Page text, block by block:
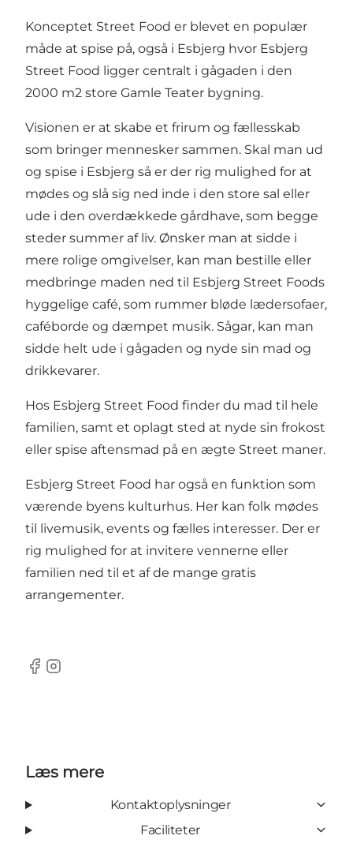
Konceptet Street Food er blevet en populær
måde at spise på, også i Esbjerg hvor Esbjerg
Street Food ligger centralt i gågaden i den
2000 m2 store Gamle Teater bygning.
Visionen er at skabe et frirum og fællesskab
som bringer mennesker sammen. Skal man ud
og spise i Esbjerg så er der rig mulighed for at
mødes og slå sig ned inde i den store sal eller
ude i den overdækkede gårdhave, som begge
steder summer af liv. Ønsker man at sidde i
mere rolige omgivelser, kan man bestille eller
medbringe maden ned til Esbjerg Street Foods
hyggelige café, som rummer bløde lædersofaer,
caféborde og dæmpet musik. Sågar, kan man
sidde helt ude i gågaden og nyde sin mad og
drikkevarer.
Hos Esbjerg Street Food finder du mad til hele
familien, samt et oplagt sted at nyde sin frokost
eller spise aftensmad på en ægte Street maner.
Esbjerg Street Food har også en funktion som
værende byens kulturhus. Her kan folk mødes
til livemusik, events og fælles interesser. Der er
rig mulighed for at invitere vennerne eller
familien ned til et af de mange gratis
arrangementer.
Facebook
Instagram
Læs mere
Kontaktoplysninger
Faciliteter